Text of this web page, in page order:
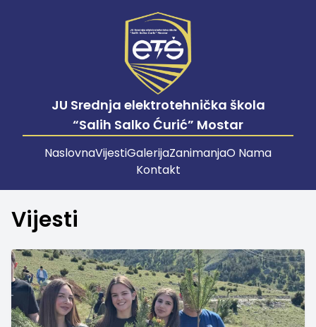
JU Srednja elektrotehnička škola
“Salih Salko Ćurić” Mostar
NaslovnaVijestiGalerijaZanimanjaO Nama
Kontakt
Vijesti